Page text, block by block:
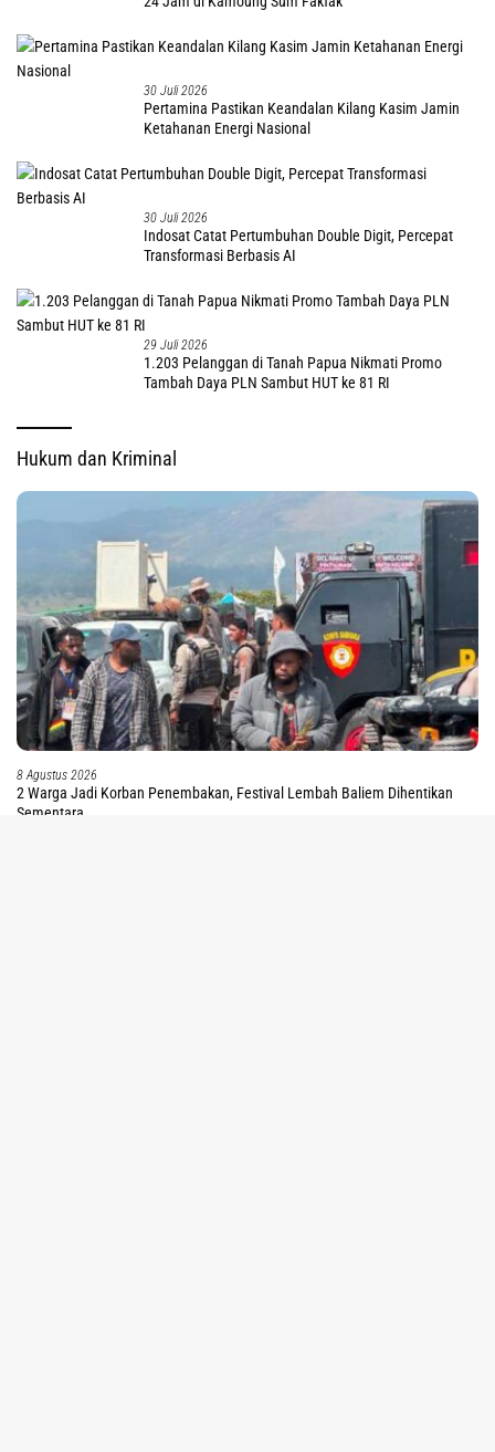
30 Juli 2026
Pertamina Pastikan Keandalan Kilang Kasim Jamin
Ketahanan Energi Nasional
30 Juli 2026
Indosat Catat Pertumbuhan Double Digit, Percepat
Transformasi Berbasis AI
29 Juli 2026
1.203 Pelanggan di Tanah Papua Nikmati Promo
Tambah Daya PLN Sambut HUT ke 81 RI
Hukum dan Kriminal
8 Agustus 2026
2 Warga Jadi Korban Penembakan, Festival Lembah Baliem Dihentikan
Sementara